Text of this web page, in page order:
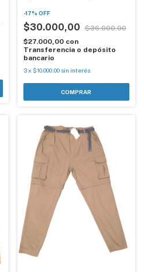
-17% OFF
$30.000,00
$36.000,00
$27.000,00 con
Transferencia o depósito
bancario
3 x $10.000,00 sin interés
COMPRAR